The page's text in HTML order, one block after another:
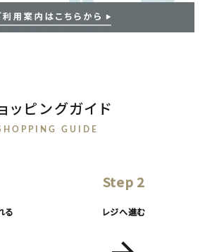
ッピングガイド
GUIDE
る
Step 2
レジへ進む